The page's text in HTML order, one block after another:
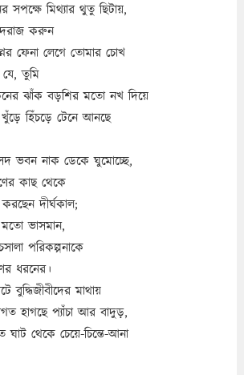
সপক্ষে মিথ্যার থুতু ছিটায়,
দরাজ করুন
ফেনা লেগে তোমার চোখ
তুমি
ঝাঁক বড়শির মতো নখ দিয়ে
হিঁচড়ে টেনে আনছে
ভবন নাক ডেকে ঘুমোচ্ছে,
কাছ থেকে
দীর্ঘকাল;
মতো ভাসমান,
পরিকল্পনাকে
ধরনের।
বুদ্ধিজীবীদের মাথায়
হাগছে প্যাঁচা আর বাদুড়,
ঘাট থেকে চেয়ে-চিন্তে-আনা